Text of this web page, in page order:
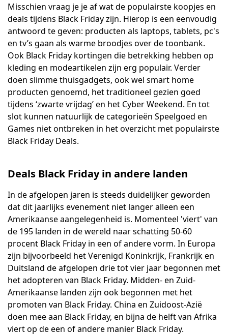
Misschien vraag je je af wat de populairste koopjes en
deals tijdens Black Friday zijn. Hierop is een eenvoudig
antwoord te geven: producten als laptops, tablets, pc's
en tv’s gaan als warme broodjes over de toonbank.
Ook Black Friday kortingen die betrekking hebben op
kleding en modeartikelen zijn erg populair. Verder
doen slimme thuisgadgets, ook wel smart home
producten genoemd, het traditioneel gezien goed
tijdens ‘zwarte vrijdag’ en het Cyber Weekend. En tot
slot kunnen natuurlijk de categorieën Speelgoed en
Games niet ontbreken in het overzicht met populairste
Black Friday Deals.
Deals Black Friday in andere landen
In de afgelopen jaren is steeds duidelijker geworden
dat dit jaarlijks evenement niet langer alleen een
Amerikaanse aangelegenheid is. Momenteel 'viert' van
de 195 landen in de wereld naar schatting 50-60
procent Black Friday in een of andere vorm. In Europa
zijn bijvoorbeeld het Verenigd Koninkrijk, Frankrijk en
Duitsland de afgelopen drie tot vier jaar begonnen met
het adopteren van Black Friday. Midden- en Zuid-
Amerikaanse landen zijn ook begonnen met het
promoten van Black Friday. China en Zuidoost-Azië
doen mee aan Black Friday, en bijna de helft van Afrika
viert op de een of andere manier Black Friday.